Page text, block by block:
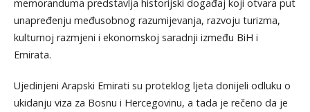
memoranduma predstavlja historijski događaj koji otvara put
unapređenju međusobnog razumijevanja, razvoju turizma,
kulturnoj razmjeni i ekonomskoj saradnji između BiH i
Emirata.
Ujedinjeni Arapski Emirati su proteklog ljeta donijeli odluku o
ukidanju viza za Bosnu i Hercegovinu, a tada je rečeno da je